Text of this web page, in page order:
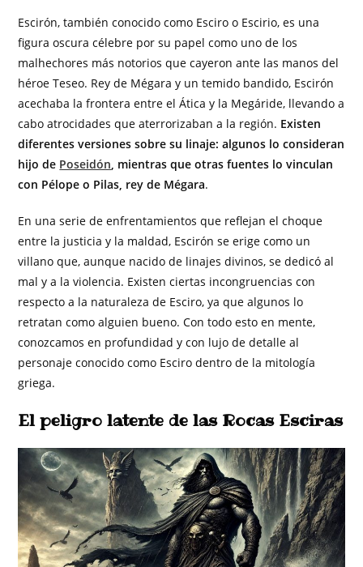
Escirón, también conocido como Esciro o Escirio, es una
figura oscura célebre por su papel como uno de los
malhechores más notorios que cayeron ante las manos del
héroe Teseo. Rey de Mégara y un temido bandido, Escirón
acechaba la frontera entre el Ática y la Megáride, llevando a
cabo atrocidades que aterrorizaban a la región. Existen
diferentes versiones sobre su linaje: algunos lo consideran
hijo de Poseidón, mientras que otras fuentes lo vinculan
con Pélope o Pilas, rey de Mégara.
En una serie de enfrentamientos que reflejan el choque
entre la justicia y la maldad, Escirón se erige como un
villano que, aunque nacido de linajes divinos, se dedicó al
mal y a la violencia. Existen ciertas incongruencias con
respecto a la naturaleza de Esciro, ya que algunos lo
retratan como alguien bueno. Con todo esto en mente,
conozcamos en profundidad y con lujo de detalle al
personaje conocido como Esciro dentro de la mitología
griega.
El peligro latente de las Rocas Esciras